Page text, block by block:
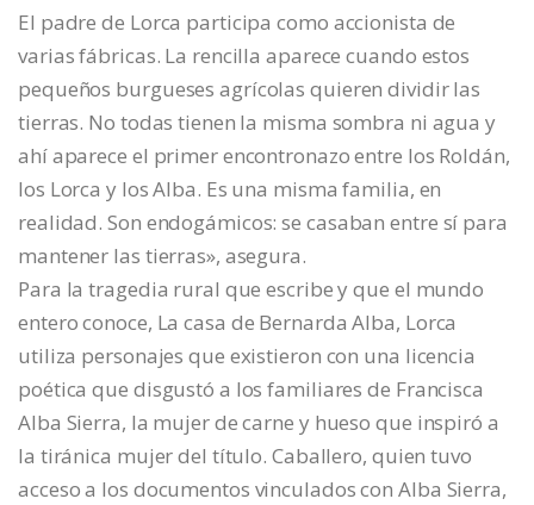
El padre de Lorca participa como accionista de
varias fábricas. La rencilla aparece cuando estos
pequeños burgueses agrícolas quieren dividir las
tierras. No todas tienen la misma sombra ni agua y
ahí aparece el primer encontronazo entre los Roldán,
los Lorca y los Alba. Es una misma familia, en
realidad. Son endogámicos: se casaban entre sí para
mantener las tierras», asegura.
Para la tragedia rural que escribe y que el mundo
entero conoce, La casa de Bernarda Alba, Lorca
utiliza personajes que existieron con una licencia
poética que disgustó a los familiares de Francisca
Alba Sierra, la mujer de carne y hueso que inspiró a
la tiránica mujer del título. Caballero, quien tuvo
acceso a los documentos vinculados con Alba Sierra,